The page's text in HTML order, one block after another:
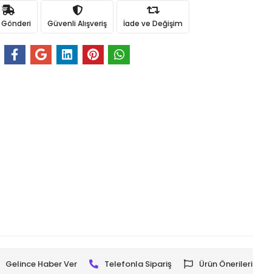
Gönderi Güvenli Alışveriş İade ve Değişim
Gelince Haber Ver Telefonla Sipariş Ürün Önerileri